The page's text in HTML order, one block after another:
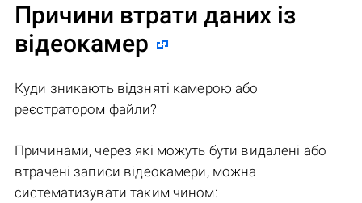
Причини втрати даних із
відеокамер
Куди зникають відзняті камерою або
реєстратором файли?
Причинами, через які можуть бути видалені або
втрачені записи відеокамери, можна
систематизувати таким чином: